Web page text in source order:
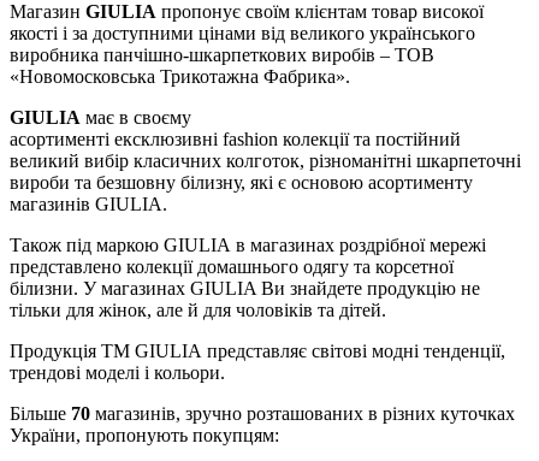
Магазин GIULIA пропонує своїм клієнтам товар високої
якості і за доступними цінами від великого українського
виробника панчішно-шкарпеткових виробів – ТОВ
«Новомосковська Трикотажна Фабрика».
GIULIA має в своєму
асортименті ексклюзивні fashion колекції та постійний
великий вибір класичних колготок, різноманітні шкарпеточні
вироби та безшовну білизну, які є основою асортименту
магазинів GIULIA.
Також під маркою GIULIA в магазинах роздрібної мережі
представлено колекції домашнього одягу та корсетної
білизни. У магазинах GIULIA Ви знайдете продукцію не
тільки для жінок, але й для чоловіків та дітей.
Продукція ТМ GIULIA представляє світові модні тенденції,
трендові моделі і кольори.
Більше 70 магазинів, зручно розташованих в різних куточках
України, пропонують покупцям: